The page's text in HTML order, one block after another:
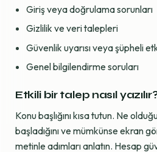
Giriş veya doğrulama sorunları
Gizlilik ve veri talepleri
Güvenlik uyarısı veya şüpheli
Genel bilgilendirme soruları
Etkili bir talep nasıl
Konu başlığını kısa tutun. Ne
başladığını ve mümkünse ekran
metinle adımları anlatın. Hesap